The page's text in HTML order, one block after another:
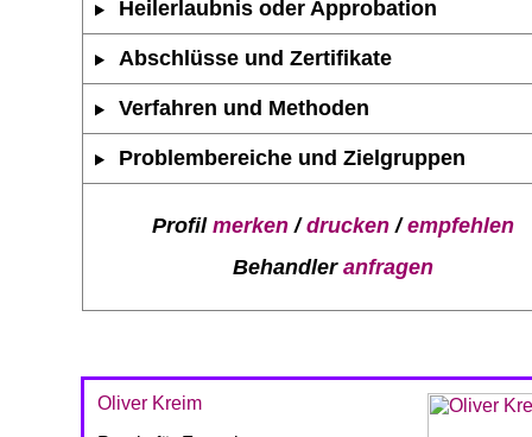
Heilerlaubnis oder Approbation
Abschlüsse und Zertifikate
Verfahren und Methoden
Problembereiche und Zielgruppen
Profil merken/drucken/empfehlen
Behandler anfragen
Oliver Kreim